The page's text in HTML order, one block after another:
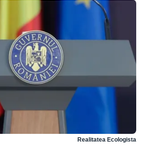
Realitatea Ecologista